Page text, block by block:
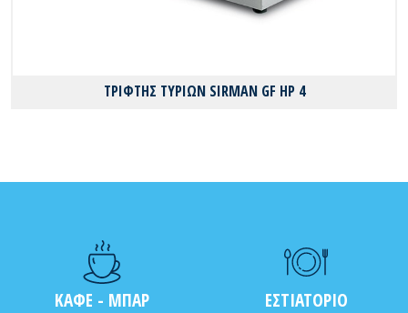
ΤΡΙΦΤΗΣ ΤΥΡΙΩΝ SIRMAN GF HP 4
ΚΑΦΕ - ΜΠΑΡ ΕΣΤΙΑΤΟΡΙΟ